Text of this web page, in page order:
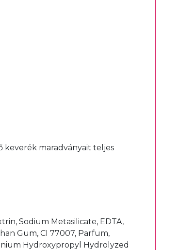
keverék maradványait teljes
Sodium Metasilicate, EDTA,
Gum, CI 77007, Parfum,
Hydroxypropyl Hydrolyzed